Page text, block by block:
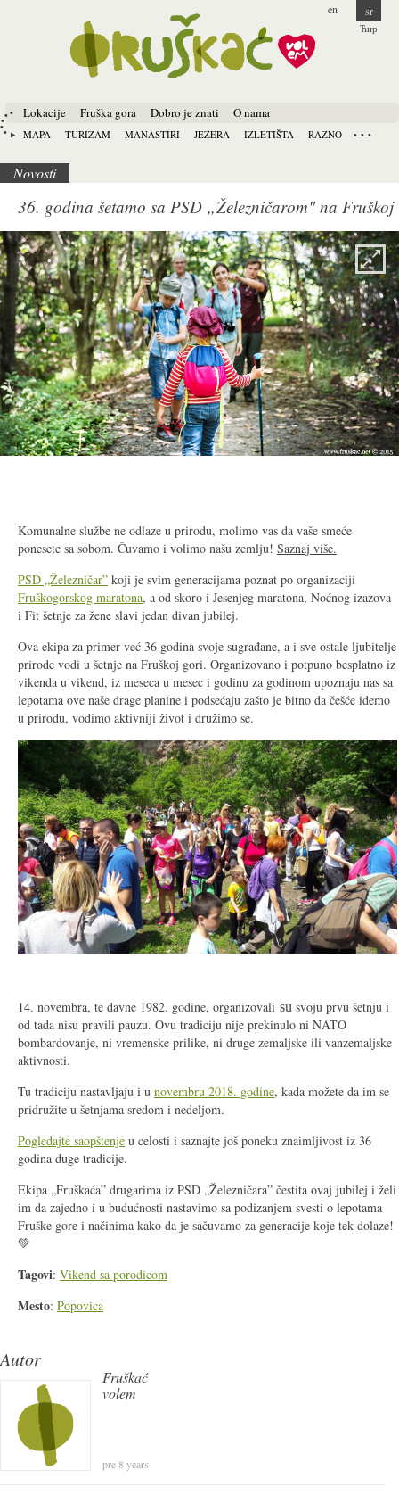
Lokacije
MAPA TURIZAM MANASTIRI JEZERA IZLETIŠTA RAZNO
Fruška gora Dobro je znati O nama
en sr
Ћир
Novosti
36. godina šetamo sa PSD „Železničarom" na Fruškoj
gori
Komunalne službe ne odlaze u prirodu, molimo vas da vaše smeće
ponesete sa sobom. Čuvamo i volimo našu zemlju! Saznaj više.
PSD „Železničar” koji je svim generacijama poznat po organizaciji
Fruškogorskog maratona, a od skoro i Jesenjeg maratona, Noćnog izazova
i Fit šetnje za žene slavi jedan divan jubilej.
Ova ekipa za primer već 36 godina svoje sugrađane, a i sve ostale ljubitelje
prirode vodi u šetnje na Fruškoj gori. Organizovano i potpuno besplatno iz
vikenda u vikend, iz meseca u mesec i godinu za godinom upoznaju nas sa
lepotama ove naše drage planine i podsećaju zašto je bitno da češće idemo
u prirodu, vodimo aktivniji život i družimo se.
14. novembra, te davne 1982. godine, organizovali su svoju prvu šetnju i
od tada nisu pravili pauzu. Ovu tradiciju nije prekinulo ni NATO
bombardovanje, ni vremenske prilike, ni druge zemaljske ili vanzemaljske
aktivnosti.
Tu tradiciju nastavljaju i u novembru 2018. godine, kada možete da im se
pridružite u šetnjama sredom i nedeljom.
Pogledajte saopštenje u celosti i saznajte još poneku znaimljivost iz 36
godina duge tradicije.
Ekipa „Fruškaća” drugarima iz PSD „Železničara” čestita ovaj jubilej i želi
im da zajedno i u budućnosti nastavimo sa podizanjem svesti o lepotama
Fruške gore i načinima kako da je sačuvamo za generacije koje tek dolaze!
💚
Tagovi: Vikend sa porodicom
Mesto: Popovica
Autor
Fruškać
volem
pre 8 years